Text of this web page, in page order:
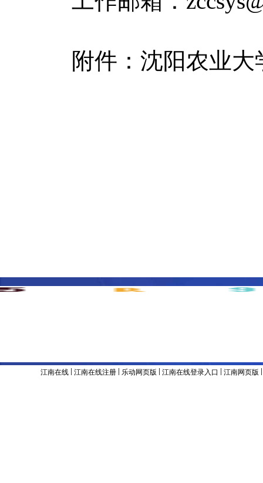
附件：沈阳农业
江南在线 | 江南在线注册| 乐动网页版 | 江南在线登录入口 | 江南网页版